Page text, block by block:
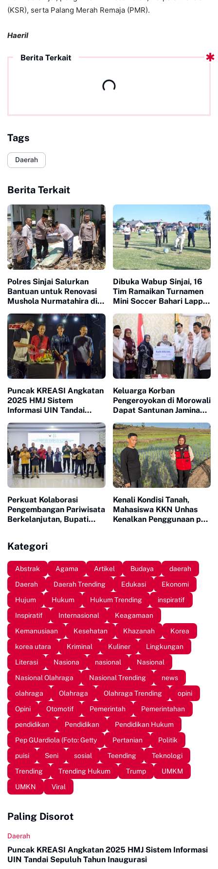
(KSR), serta Palang Merah Remaja (PMR).
Haeril
Berita Terkait
Tags
Daerah
Berita Terkait
Polres Sinjai Salurkan
Bantuan untuk Renovasi
Mushola Nurmatahira di
Dibuka Wabup Sinjai, 16
Tim Ramaikan Turnamen
Mini Soccer Bahari Lappa
Puncak KREASI Angkatan
2025 HMJ Sistem
Informasi UIN Tandai
Keluarga Korban
Pengeroyokan di Morowali
Dapat Santunan Jaminan
Juta
Perkuat Kolaborasi
Pengembangan Pariwisata
Berkelanjutan, Bupati
Kenali Kondisi Tanah,
Mahasiswa KKN Unhas
Kenalkan Penggunaan pH
Kategori
Abstrak Agama Artikel Budaya
daerah
Daerah
Daerah Trending Edukasi
Ekonomi
Hujum
Hukum Hukum Trending
inspiratif
Inspiratif
Internasional
Keagamaan
Kemanusiaan
Kesehatan Khazanah
Korea
korea utara
Kriminal Kuliner
Lingkungan
Literasi
Nasiona nasional
Nasional
Nasional Olahraga
Nasional Trending
news
olahraga
Olahraga Olahraga Trending
opini
Opini
Otomotif Pemerintah
Pemerintahan
pendidikan
Pendidikan
Pendidikan Hukum
Pep GUardiola (Foto: Getty
Pertanian
Politik
puisi
Seni sosial Teending
Teknologi
Trending
Trending Hukum Trump
UMKM
UMKN
Viral
Paling Disorot
Daerah
Puncak KREASI Angkatan 2025 HMJ Sistem Informasi
UIN Tandai Sepuluh Tahun Inaugurasi